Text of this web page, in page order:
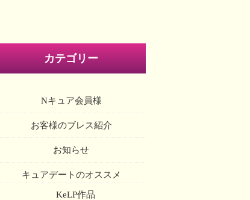
カテゴリー
Nキュア会員様
お客様のブレス紹介
お知らせ
キュアデートのオススメ
KeLP作品